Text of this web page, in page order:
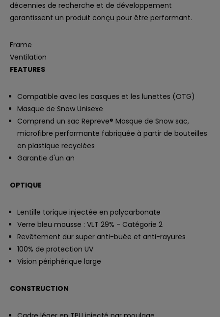
décennies de recherche et de développement
garantissent un produit conçu pour être performant.
Frame
Ventilation
FEATURES
Compatible avec les casques et les lunettes (OTG)
Masque de Snow Unisexe
Comprend un sac Repreve® Masque de Snow sac,
microfibre performante fabriquée à partir de bouteilles
en plastique recyclées
Garantie d'un an
OPTIQUE
Lentille torique injectée en polycarbonate
Verre bleu mousse : VLT 29% - Catégorie 2
Revêtement dur super anti-buée et anti-rayures
100% de protection UV
Vision périphérique large
CONSTRUCTION